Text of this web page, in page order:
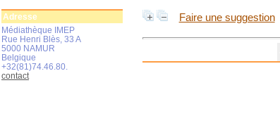
Faire une suggestion
Adresse
Médiathèque IMEP
Rue Henri Blès, 33 A
5000 NAMUR
Belgique
+32(81)74.46.80.
contact